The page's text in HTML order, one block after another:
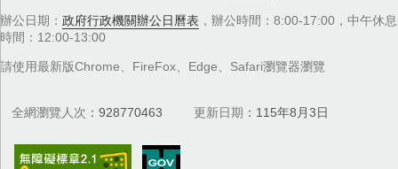
辦公日期： 政府行政機關辦公日曆表 ，辦公時間：8:00-17:00，中午休息
時間：12:00-13:00
請使用最新版Chrome、FireFox、Edge、Safari瀏覽器瀏覽
全網瀏覽人次 928770463 更新日期 115年8月3日